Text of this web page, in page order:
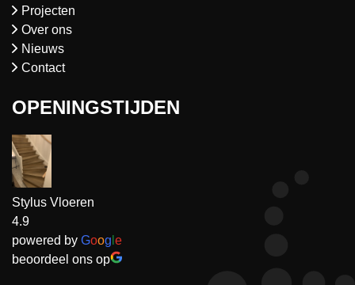
Projecten
Over ons
Nieuws
Contact
OPENINGSTIJDEN
Stylus Vloeren
4.9
powered by Goog e
beoordeel ons op